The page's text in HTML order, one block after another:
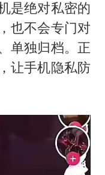
是绝对私密的
也不会专门对
单独归档。正
让手机隐私防